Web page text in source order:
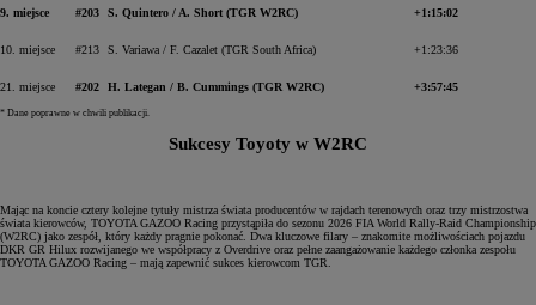
9. miejsce #203 S. Quintero / A. Short (TGR W2RC) +1:15:02
10. miejsce #213 S. Variawa / F. Cazalet (TGR South Africa) +1:23:36
21. miejsce #202 H. Lategan / B. Cummings (TGR W2RC) +3:57:45
* Dane poprawne w chwili publikacji.
Sukcesy Toyoty w W2RC
Mając na koncie cztery kolejne tytuły mistrza świata producentów w rajdach terenowych oraz trzy mistrzostwa
świata kierowców, TOYOTA GAZOO Racing przystąpiła do sezonu 2026 FIA World Rally-Raid Championship
(W2RC) jako zespół, który każdy pragnie pokonać. Dwa kluczowe filary – znakomite możliwościach pojazdu
DKR GR Hilux rozwijanego we współpracy z Overdrive oraz pełne zaangażowanie każdego członka zespołu
TOYOTA GAZOO Racing – mają zapewnić sukces kierowcom TGR.